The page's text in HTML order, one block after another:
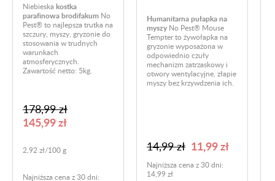
Niebieska kostka
parafinowa brodifakum No
Pest® to najlepsza trutka na
szczury, myszy, gryzonie do
stosowania w trudnych
warunkach
atmosferycznych.
Zawartość netto: 5kg.
178,99 zł
145,99 zł
2,92 zł/100 g
Najniższa cena z 30 dni:
Humanitarna pułapka na
myszy No Pest® Mouse
Tempter to żywołapka na
gryzonie wyposażona w
odpowiednio czuły
mechanizm zatrzaskowy i
otwory wentylacyjne, złapie
myszy bez krzywdzenia ich.
14,99 zł 11,99 zł
Najniższa cena z 30 dni:
14,99 zł